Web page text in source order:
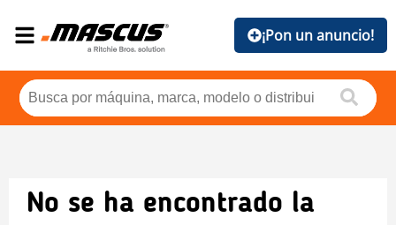
¡Pon un anuncio!
No se ha encontrado la